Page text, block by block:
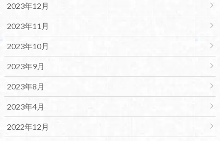
2023年12月
2023年11月
2023年10月
2023年9月
2023年8月
2023年4月
2022年12月